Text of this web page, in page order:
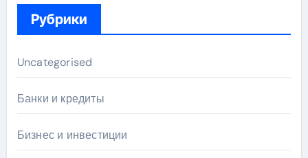
Рубрики
Uncategorised
Банки и кредиты
Бизнес и инвестиции